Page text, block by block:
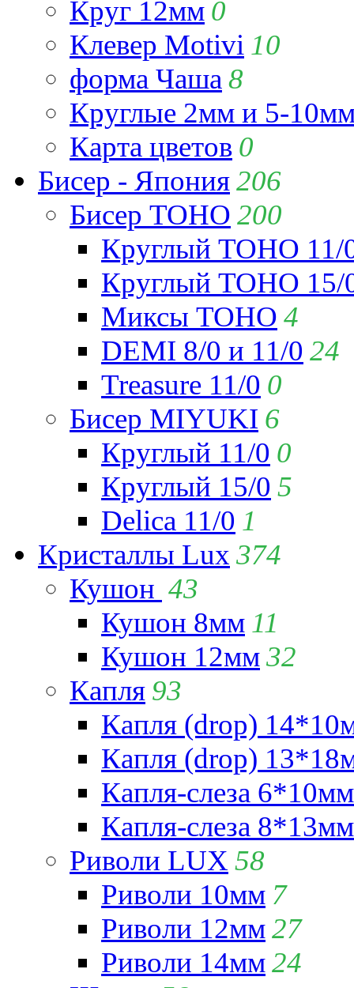
Круг 12мм 0
Клевер Motivi 10
форма Чаша8
Круглые 2мм и 5-
Карта цветов 0
Бисер - Япония206
Бисер TOHO 200
Круглый TOHO 11/
Круглый TOHO 15/
Миксы TOHO 4
DEMI 8/0 и 11/0 24
Treasure 11/0 0
Бисер MIYUKI 6
Круглый 11/0 0
Круглый 15/0 5
Delica 11/0 1
Кристаллы Lux 374
Кушон 43
Кушон 8мм 11
Кушон 12мм32
Капля 93
Капля (drop)
Капля (drop)
Капля-слеза 6*10мм
Капля-слеза 8*13мм
Риволи LUX 58
Риволи 10мм 7
Риволи 12мм27
Риволи 14мм24